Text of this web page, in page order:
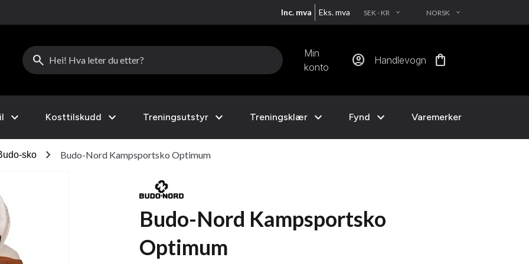
Inc. mva Eks. mva SEK - KR EXPAND_MORE NORSK EXPAND_MORE
search
Min
konto
account_circle Handlevogn shopping_bag
expand_more Kosttilskudd expand_more Treningsutstyr expand_more Treningsklær expand_more Fynd expand_more Varemerker
sko chevron_right Budo-Nord Kampsportsko Optimum
Budo-Nord Kampsportsko
Optimum